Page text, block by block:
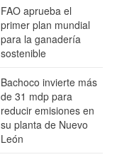
FAO aprueba el
primer plan mundial
para la ganadería
sostenible
Bachoco invierte más
de 31 mdp para
reducir emisiones en
su planta de Nuevo
León